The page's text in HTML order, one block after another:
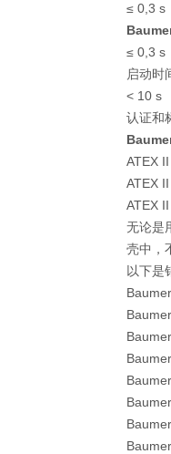
≤ 0,3 s
≤ 0,3 s
启动时
< 10 s
认证和
ATEX
ATEX
ATEX
无论是
壳中，
以下是